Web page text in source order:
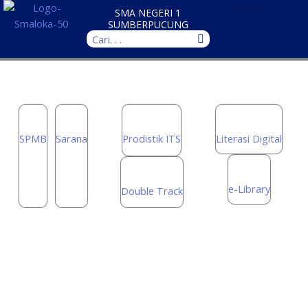
Skip
SMA NEGERI 1
SUMBERPUCUNG
Search
SPMB Sarana Prodistik ITS
Double Track
Literasi Digital
e-Library